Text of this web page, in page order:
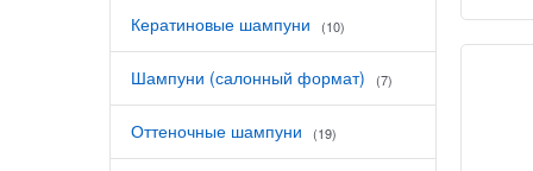
Кератиновые шампуни (10)
Шампуни (салонный формат) (7)
Оттеночные шампуни (19)